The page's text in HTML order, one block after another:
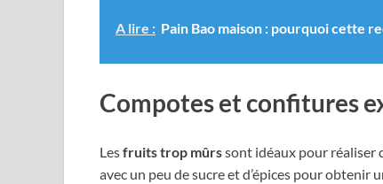
A lire : Pain Bao maison : pourquoi cette
Compotes et confitures
Lesfruits trop mûrssont idéaux pour réaliser
avec un peu de sucre et d’épices pour